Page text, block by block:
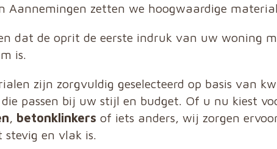
Aannemingen zetten we hoogwaardige
dat de oprit de eerste indruk van uw woning
is.
zijn zorgvuldig geselecteerd op basis van
passen bij uw stijl en budget. Of u nu kiest
, betonklinkers of iets anders, wij zorgen
en vlak is.